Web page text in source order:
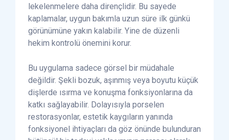
lekelenmelere daha dirençlidir. Bu sayede
kaplamalar, uygun bakımla uzun süre ilk günkü
görünümüne yakın kalabilir. Yine de düzenli
hekim kontrolü önemini korur.
Bu uygulama sadece görsel bir müdahale
değildir. Şekli bozuk, aşınmış veya boyutu küçük
dişlerde ısırma ve konuşma fonksiyonlarına da
katkı sağlayabilir. Dolayısıyla porselen
restorasyonlar, estetik kaygıların yanında
fonksiyonel ihtiyaçları da göz önünde bulunduran